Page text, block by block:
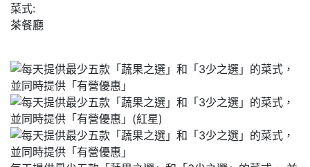
菜式:
茶餐廳